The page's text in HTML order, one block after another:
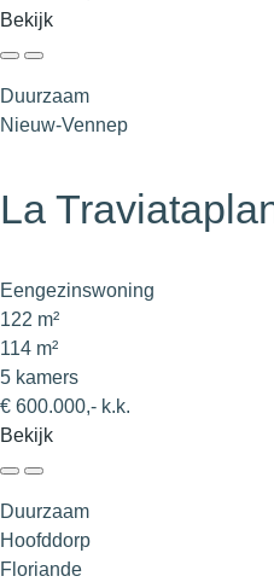
Bekijk
Duurzaam
Nieuw-Vennep
La
Eengezinswoning
122 m²
114 m²
5 kamers
€ 600.000,- k.k.
Bekijk
Duurzaam
Hoofddorp
Floriande